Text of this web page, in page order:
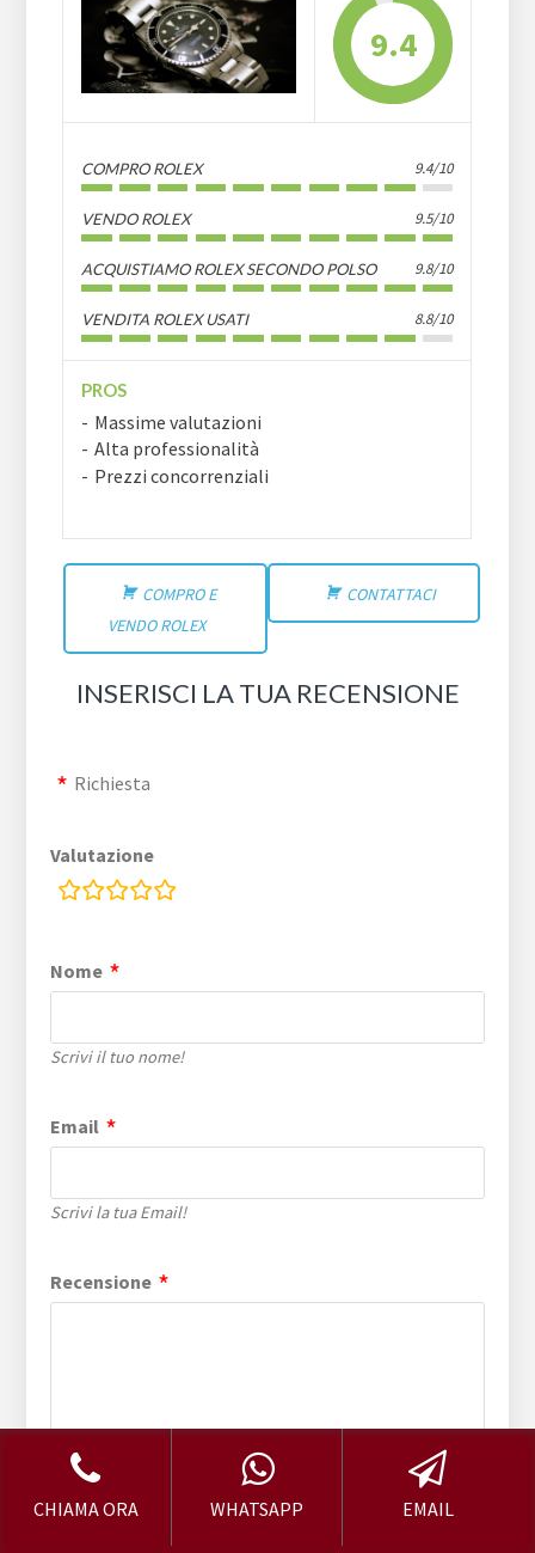
9.4
COMPRO ROLEX 9.4/10
VENDO ROLEX 9.5/10
ACQUISTIAMO ROLEX SECONDO POLSO 9.8/10
VENDITA ROLEX USATI 8.8/10
PROS
Massime valutazioni
Alta professionalità
Prezzi concorrenziali
COMPRO E
VENDO ROLEX
CONTATTACI
INSERISCI LA TUA RECENSIONE
Richiesta
Valutazione
rating
Nome
Scrivi il tuo nome!
Email
Scrivi la tua Email!
Recensione
CHIAMA ORA WHATSAPP EMAIL